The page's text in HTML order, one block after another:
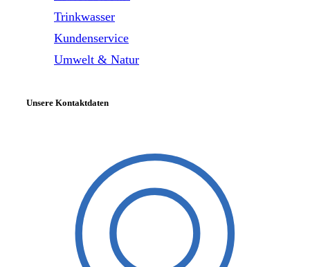
Trinkwasser
Kundenservice
Umwelt & Natur
Unsere Kontaktdaten